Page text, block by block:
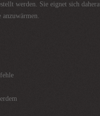
werden. Sie eignet sich
anzuwärmen.